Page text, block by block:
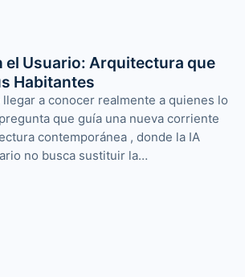
el Usuario: Arquitectura que
Habitantes
a conocer realmente a quienes lo
que guía una nueva corriente
contemporánea , donde la IA
no busca sustituir la…